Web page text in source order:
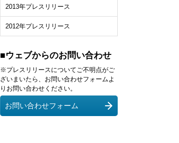
2013年プレスリリース
2012年プレスリリース
■ウェブからのお問い合わせ
※プレスリリースについてご不明点がご
ざいまいたら、お問い合わせフォームよ
りお問い合わせください。
お問い合わせフォーム